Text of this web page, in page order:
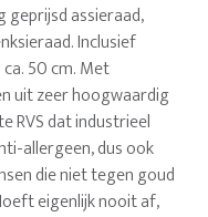
geprijsd assieraad,
Inclusief
50 cm. Met
uit zeer hoogwaardig
RVS dat industrieel
allergeen, dus ook
die niet tegen goud
eigenlijk nooit af,